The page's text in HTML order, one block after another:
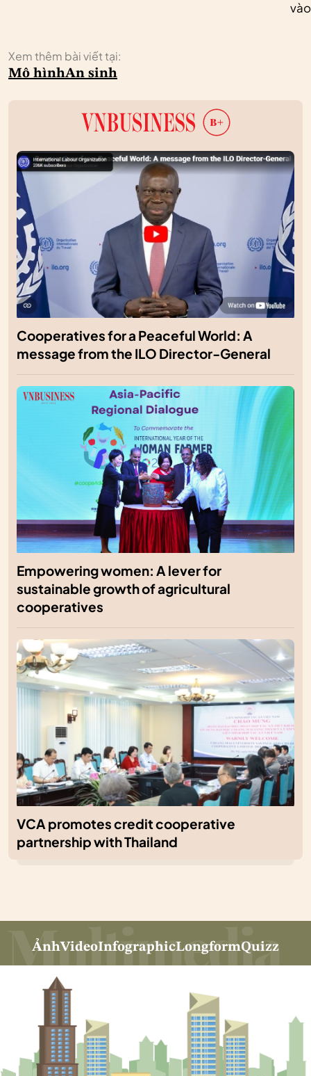
Xem thêm bài viết tại:
Mô hìnhAn sinh
Cooperatives for a Peaceful World: A
message from the ILO Director-General
Empowering women: A lever for
sustainable growth of agricultural
cooperatives
VCA promotes credit cooperative
partnership with Thailand
ẢnhVideoInfographicLongformQuizz